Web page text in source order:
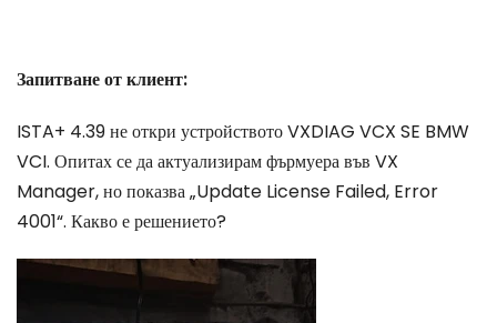
VCI. Опитах се да актуализирам фърмуера във VX
Manager, но показва „Update License Failed, Error
4001“. Какво е решението?